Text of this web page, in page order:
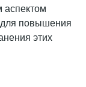
аспектом
для повышения
этих